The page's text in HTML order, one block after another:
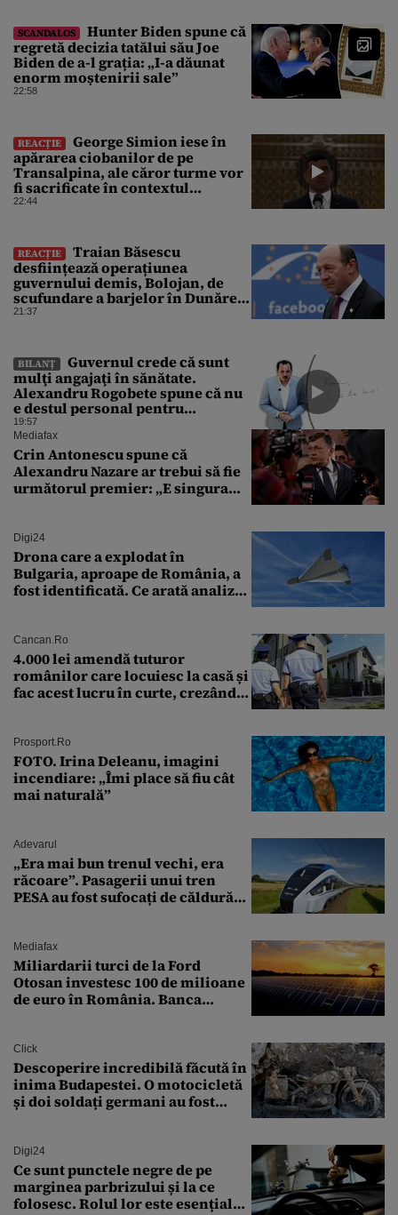
SCANDALOS
Hunter Biden spune că
regretă decizia tatălui său Joe
Biden de a-l grația: „I-a dăunat
enorm moștenirii sale”
22:58
REACȚIE
George Simion iese în
apărarea ciobanilor de pe
Transalpina, ale căror turme vor
fi sacrificate în contextul
focarului de variolă ovină
22:44
REACȚIE
Traian Băsescu
desființează operațiunea
guvernului demis, Bolojan, de
scufundare a barjelor în Dunăre:
„Este o improvizație”
21:37
BILANȚ
Guvernul crede că sunt
mulţi angajaţi în sănătate.
Alexandru Rogobete spune că nu
e destul personal pentru
combaterea infecţiilor
nosocomiale
19:57
Mediafax
Crin Antonescu spune că
Alexandru Nazare ar trebui să fie
următorul premier: „E singura
Digi24
Drona care a explodat în
Bulgaria, aproape de România, a
fost identificată. Ce arată analiza
Cancan.ro
4.000 lei amendă tuturor
românilor care locuiesc la casă și
fac acest lucru în curte, crezând
Prosport.ro
FOTO. Irina Deleanu, imagini
incendiare: „Îmi place să fiu cât
mai naturală”
Adevarul
„Era mai bun trenul vechi, era
răcoare”. Pasagerii unui tren
PESA au fost sufocați de căldură
Mediafax
Miliardarii turci de la Ford
Otosan investesc 100 de milioane
de euro în România. Banca
Click
Descoperire incredibilă făcută în
inima Budapestei. O motocicletă
și doi soldați germani au fost
Digi24
Ce sunt punctele negre de pe
marginea parbrizului și la ce
folosesc. Rolul lor este esențial